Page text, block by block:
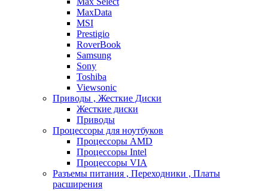
MaxData
MSI
Prestigio
RoverBook
Samsung
Sony
Toshiba
Viewsonic
Приводы , Жесткие Диски
Жесткие диски
Приводы
Процессоры для ноутбуков
Процессоры AMD
Процессоры Intel
Процессоры VIA
Разъемы питания , Переходники , Платы
расширения